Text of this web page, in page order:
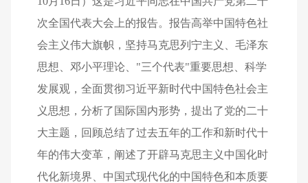
次全国代表大会上的报告。报告高举中国特色社
会主义伟大旗帜，坚持马克思列宁主义、毛泽东
思想、邓小平理论、"三个代表"重要思想、科学
发展观，全面贯彻习近平新时代中国特色社会主
义思想，分析了国际国内形势，提出了党的二十
大主题，回顾总结了过去五年的工作和新时代十
年的伟大变革，阐述了开辟马克思主义中国化时
代化新境界、中国式现代化的中国特色和本质要